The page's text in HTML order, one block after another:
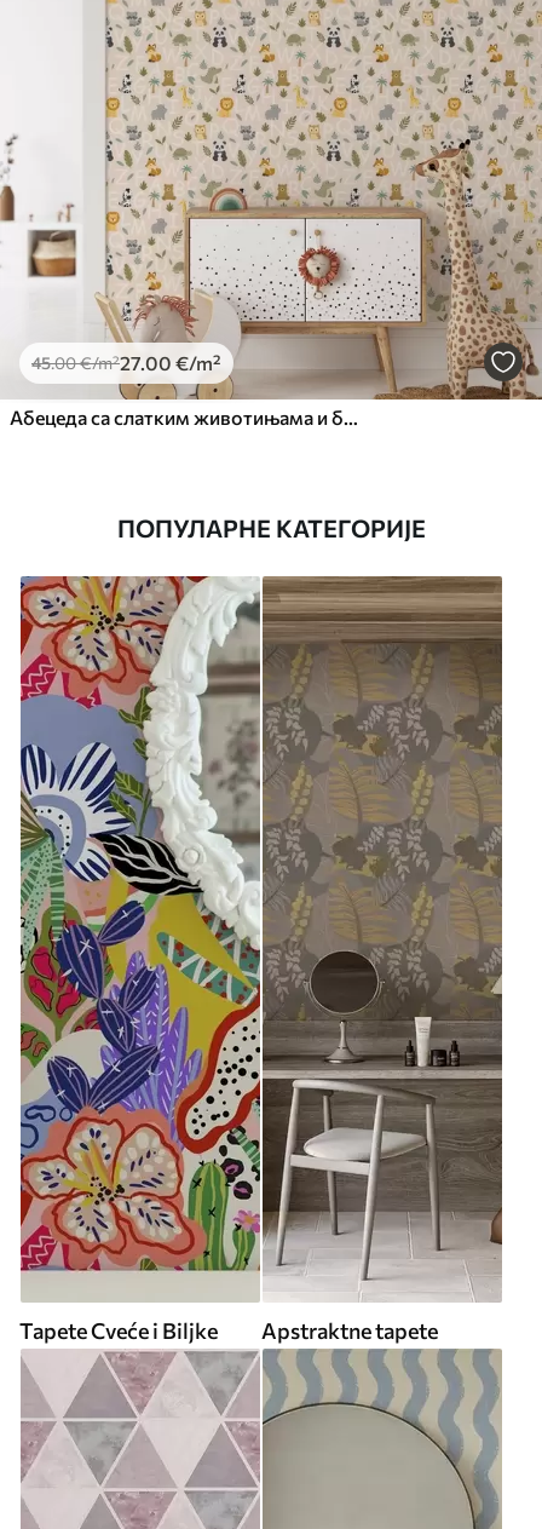
45.00€/m²27.00 €/m²
Абецеда са слатким животињама и биљкама за децу
ПОПУЛАРНЕ КАТЕГОРИЈЕ
Tapete Cveće i Biljke Apstraktne tapete